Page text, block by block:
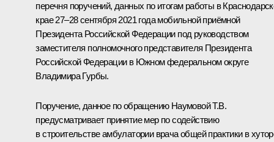
перечня поручений, данных по итогам работы в
крае 27–28 сентября 2021 года мобильной приёмной
Президента Российской Федерации под руководством
заместителя полномочного представителя Президента
Российской Федерации в Южном федеральном округе
Владимира Гурбы.
Поручение, данное по обращению Наумовой Т.В.
предусматривает принятие мер по содействию
в строительстве амбулатории врача общей практики в